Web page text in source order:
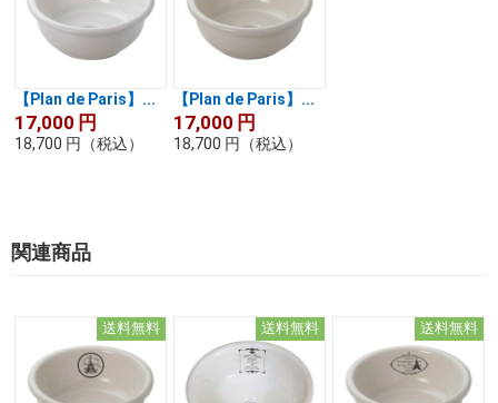
【Plan de Paris】...
17,000 円
18,700 円 （税込）
【Plan de Paris】...
17,000 円
18,700 円 （税込）
関連商品
送料無料 送料無料 送料無料